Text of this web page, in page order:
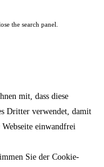
the search panel.
mit, dass diese
Dritter verwendet, damit
einwandfrei
Sie der Cookie-